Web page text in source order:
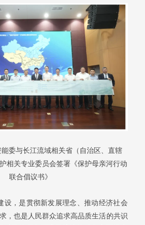
委与长江流域相关省（自治区、直辖
相关专业委员会签署《保护母亲河行动
联合倡议书》
设，是贯彻新发展理念、推动经济社会
，也是人民群众追求高品质生活的共识